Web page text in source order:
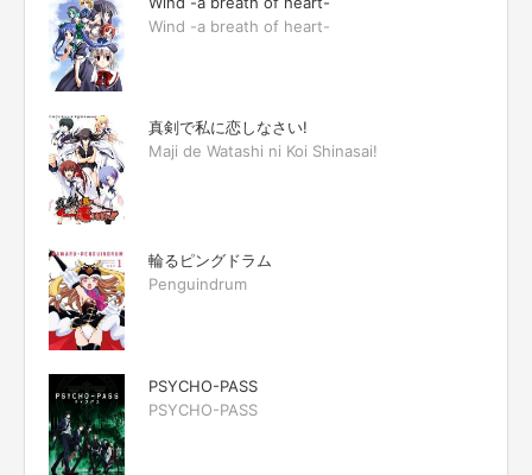
Wind -a breath of heart-
真剣で私に恋しなさい!
Maji de Watashi ni Koi Shinasai!
輪るピングドラム
Penguindrum
PSYCHO-PASS
PSYCHO-PASS